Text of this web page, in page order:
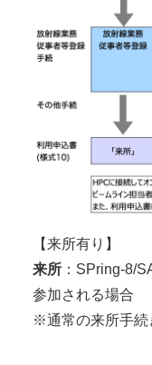
【来所有り】
来所：SPring-8/
参加される場合
※通常の来所手続